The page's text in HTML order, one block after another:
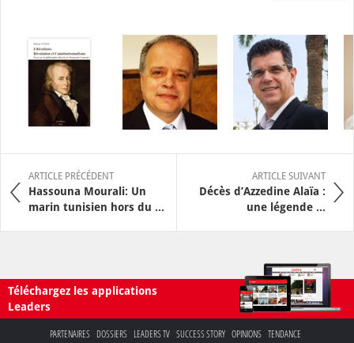
ARTICLE PRÉCÉDENT
Hassouna Mourali: Un
marin tunisien hors du ...
ARTICLE SUIVANT
Décès d’Azzedine Alaïa :
une légende ...
Téléchargez les applications
Leaders
PARTENAIRES DOSSIERS LEADERS TV SUCCESS STORY OPINIONS TENDANCE